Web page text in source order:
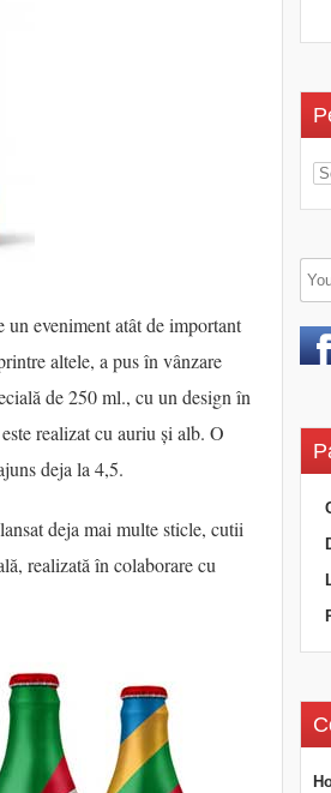
eveniment atât de important
altele, a pus în vânzare
de 250 ml., cu un design în
realizat cu auriu și alb. O
deja la 4,5.
deja mai multe sticle, cutii
realizată în colaborare cu